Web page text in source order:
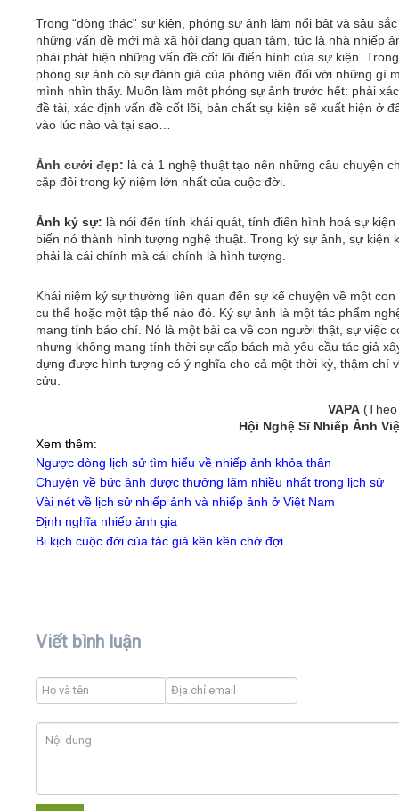
Trong “dòng thác” sự kiện, phóng sự ảnh làm nổi bật và sâu
những vấn đề mới mà xã hội đang quan tâm, tức là nhà nhiếp
phải phát hiện những vấn đề cốt lõi điển hình của sự kiện. Trong
phóng sự ảnh có sự đánh giá của phóng viên đối với những gì
mình nhìn thấy. Muốn làm một phóng sự ảnh trước hết: phải
đề tài, xác định vấn đề cốt lõi, bản chất sự kiện sẽ xuất hiện ở
vào lúc nào và tại sao…
Ảnh cưới đẹp: là cả 1 nghệ thuật tạo nên những câu chuyện
cặp đôi trong kỷ niệm lớn nhất của cuộc đời.
Ảnh ký sự: là nói đến tính khái quát, tính điển hình hoá sự kiện
biến nó thành hình tượng nghệ thuật. Trong ký sự ảnh, sự kiện
phải là cái chính mà cái chính là hình tượng.
Khái niệm ký sự thường liên quan đến sự kể chuyện về một
cụ thể hoặc một tập thể nào đó. Ký sự ảnh là một tác phẩm
mang tính báo chí. Nó là một bài ca về con người thật, sự việc
nhưng không mang tính thời sự cấp bách mà yêu cầu tác giả
dựng được hình tượng có ý nghĩa cho cả một thời kỳ, thậm chí
cửu.
VAPA
Hội Nghệ Sĩ Nhiếp Ảnh
Xem thêm:
Ngược dòng lịch sử tìm hiểu về nhiếp ảnh khỏa thân
Chuyện về bức ảnh được thưởng lãm nhiều nhất trong lịch sử
Vài nét về lịch sử nhiếp ảnh và nhiếp ảnh ở Việt Nam
Định nghĩa nhiếp ảnh gia
Bi kịch cuộc đời của tác giả kền kền chờ đợi
Viết bình luận